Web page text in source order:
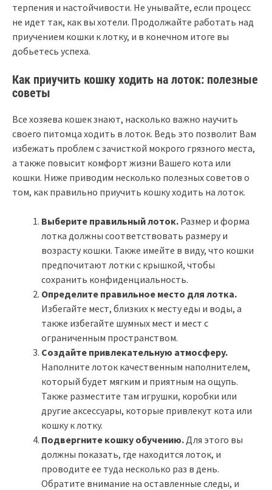
терпения и настойчивости. Не унывайте, если процесс
не идет так, как вы хотели. Продолжайте работать над
приучением кошки к лотку, и в конечном итоге вы
добьетесь успеха.
Как приучить кошку ходить на лоток: полезные
советы
Все хозяева кошек знают, насколько важно научить
своего питомца ходить в лоток. Ведь это позволит Вам
избежать проблем с зачисткой мокрого грязного места,
а также повысит комфорт жизни Вашего кота или
кошки. Ниже приводим несколько полезных советов о
том, как правильно приучить кошку ходить на лоток.
Выберите правильный лоток. Размер и форма
лотка должны соответствовать размеру и
возрасту кошки. Также имейте в виду, что кошки
предпочитают лотки с крышкой, чтобы
сохранить конфиденциальность.
Определите правильное место для лотка.
Избегайте мест, близких к месту еды и воды, а
также избегайте шумных мест и мест с
ограниченным пространством.
Создайте привлекательную атмосферу.
Наполните лоток качественным наполнителем,
который будет мягким и приятным на ощупь.
Также разместите там игрушки, коробки или
другие аксессуары, которые привлекут кота или
кошку к лотку.
Подвергните кошку обучению. Для этого вы
должны показать, где находится лоток, и
проводите ее туда несколько раз в день.
Обратите внимание на оставленные следы, и